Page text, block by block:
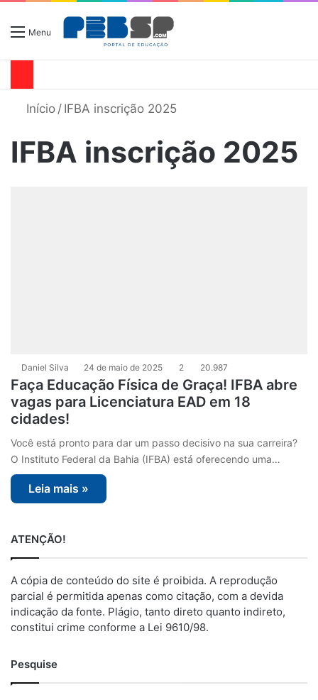
Menu
Início / IFBA inscrição 2025
IFBA inscrição 2025
Daniel Silva 24 de maio de 2025 2 20.987
Faça Educação Física de Graça! IFBA abre
vagas para Licenciatura EAD em 18
cidades!
Você está pronto para dar um passo decisivo na sua carreira?
O Instituto Federal da Bahia (IFBA) está oferecendo uma…
Leia mais »
ATENÇÃO!
A cópia de conteúdo do site é proibida. A reprodução
parcial é permitida apenas como citação, com a devida
indicação da fonte. Plágio, tanto direto quanto indireto,
constitui crime conforme a Lei 9610/98.
Pesquise